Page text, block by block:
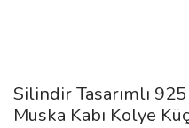
Silindir Tasarımlı
Muska Kabı Kolye